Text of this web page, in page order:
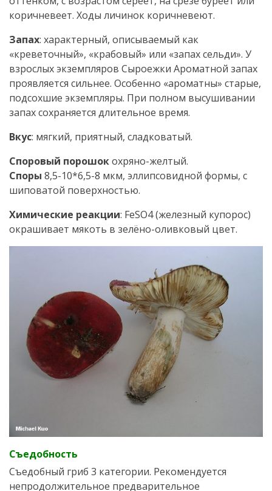
коричневеет. Ходы личинок коричневеют.
Запах: характерный, описываемый как
«креветочный», «крабовый» или «запах сельди». У
взрослых экземпляров Сыроежки Ароматной запах
проявляется сильнее. Особенно «ароматны» старые,
подсохшие экземпляры. При полном высушивании
запах сохраняется длительное время.
Вкус: мягкий, приятный, сладковатый.
Споровый порошокохряно-желтый.
Споры 8,5-10*6,5-8 мкм, эллипсовидной формы, с
шиповатой поверхностью.
Химические реакции: FeSO4 (железный купорос)
окрашивает мякоть в зелёно-оливковый цвет.
Съедобность
Съедобный гриб 3 категории. Рекомендуется
непродолжительное предварительное